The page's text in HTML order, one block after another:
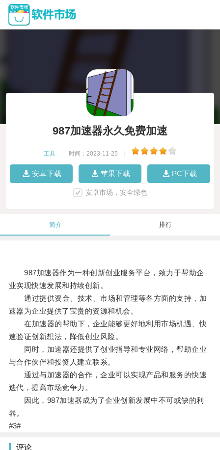
987加速器永久免费加速
工具 时间：2023-11-25
安卓下载 苹果下载 PC下载
安卓市场，安全绿色
简介 排行
987加速器作为一种创新创业服务平台，致力于帮助企
业实现快速发展和持续创新。
通过提供资金、技术、市场和管理等各方面的支持，加
速器为企业提供了宝贵的资源和机会。
在加速器的帮助下，企业能够更好地利用市场机遇、快
速验证创新想法，降低创业风险。
同时，加速器还提供了创业指导和专业网络，帮助企业
与合作伙伴和投资人建立联系。
通过与加速器的合作，企业可以实现产品和服务的快速
迭代，提高市场竞争力。
因此，987加速器成为了企业创新发展中不可或缺的利
器。
#3#
评论